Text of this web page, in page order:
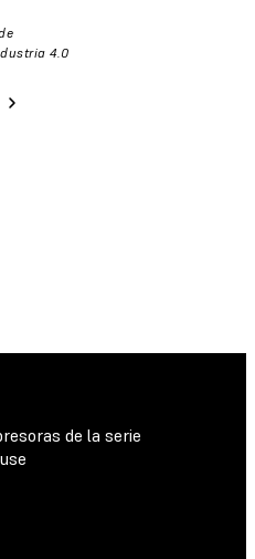
4.0
de la serie